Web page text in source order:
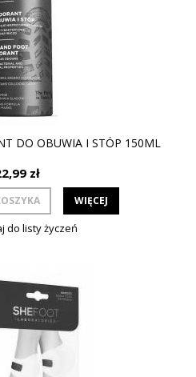
DO OBUWIA I STÓP 150ML
zł
WIĘCEJ
do listy życzeń